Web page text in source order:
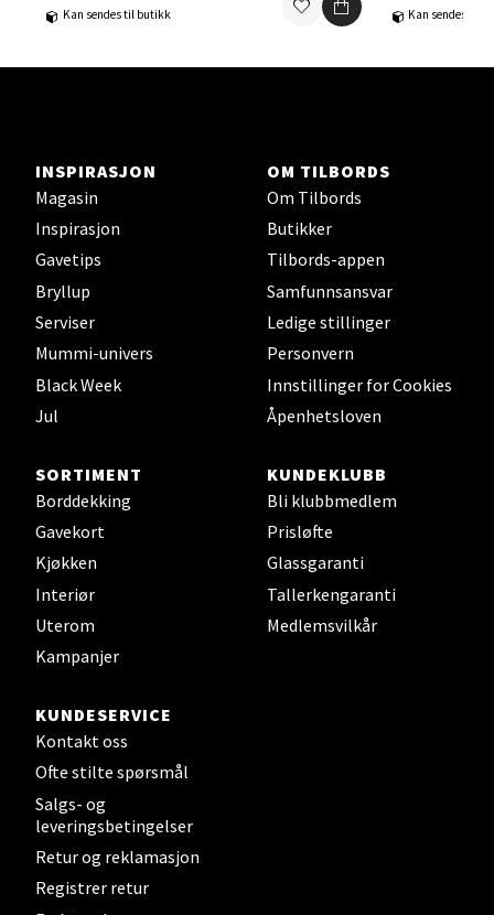
Kan sendes til butikk
Kan sendes til
INSPIRASJON
Magasin
Inspirasjon
Gavetips
Bryllup
Serviser
Mummi-univers
Black Week
Jul
OM TILBORDS
Om Tilbords
Butikker
Tilbords-appen
Samfunnsansvar
Ledige stillinger
Personvern
Innstillinger for Cookies
Åpenhetsloven
SORTIMENT
Borddekking
Gavekort
Kjøkken
Interiør
Uterom
Kampanjer
KUNDEKLUBB
Bli klubbmedlem
Prisløfte
Glassgaranti
Tallerkengaranti
Medlemsvilkår
KUNDESERVICE
Kontakt oss
Ofte stilte spørsmål
Salgs- og
leveringsbetingelser
Retur og reklamasjon
Registrer retur
Åpent i dag 10-21
Sortland - Sortland Storsenter
Strangata 26, 8400 Sortland
Åpent i dag 10-19
0 i butikk
Steinkjer - Thon Senter Steinkjer
Åpent i dag 10-20
0 i butikk
Leirvik - Stord
Torgbakken 2, 5401 Stord